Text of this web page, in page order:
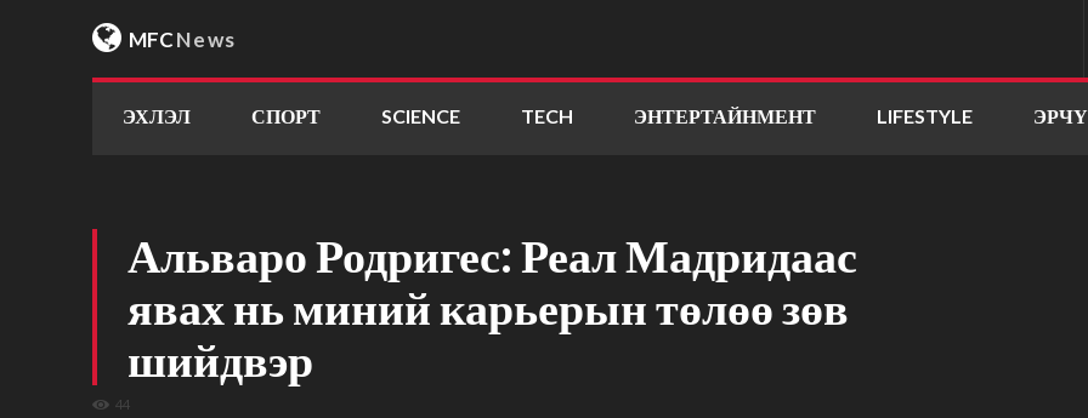
MFCNews
ЭХЛЭЛ СПОРТ SCIENCE TECH ЭНТЕРТАЙНМЕНТ LIFESTYLE
Альваро Родригес: Реал Мадридаас
явах нь миний карьерын төлөө зөв
шийдвэр
44